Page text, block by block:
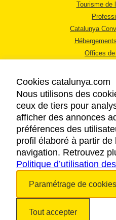
Tourisme de
Catalunya
Offices
RÈGLES DE
Cookies catalunya.com
Nous utilisons des
ceux de tiers pour
afficher des annonces
préférences des
profil élaboré à partir
navigation. Retrouvez
Politique d’utilisation
Paramétrage de cookies
Tout accepter